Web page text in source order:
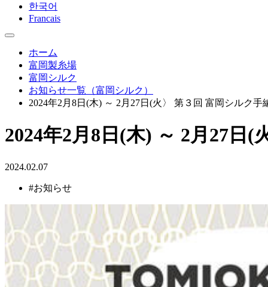
한국어
Francais
ホーム
富岡製糸場
富岡シルク
お知らせ一覧（富岡シルク）
2024年2月8日(木) ～ 2月27日(火〉 第３回 富岡シルク手
2024年2月8日(木) ～ 2月27日
2024.02.07
#お知らせ